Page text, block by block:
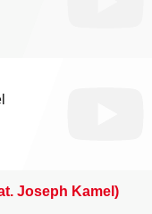
Joseph Kamel)